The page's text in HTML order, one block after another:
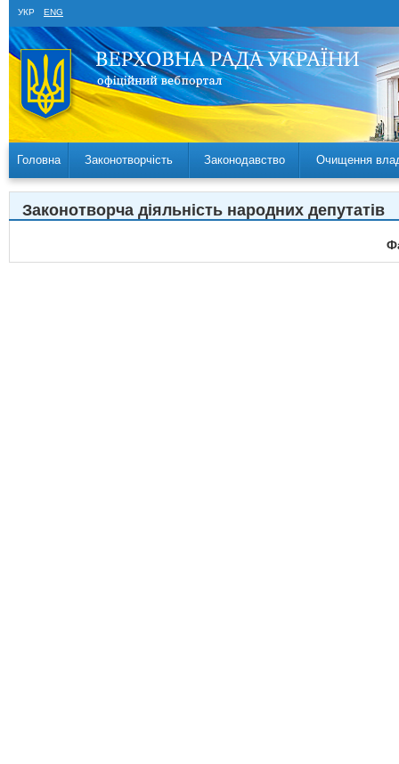
УКР ENG
Головна Законотворчість Законодавство Очищення
Законотворча діяльність народних депутатів